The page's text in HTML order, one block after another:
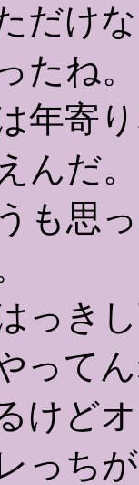
だけ
たね
年寄
んだ。
も思
っき
って
けど
っち